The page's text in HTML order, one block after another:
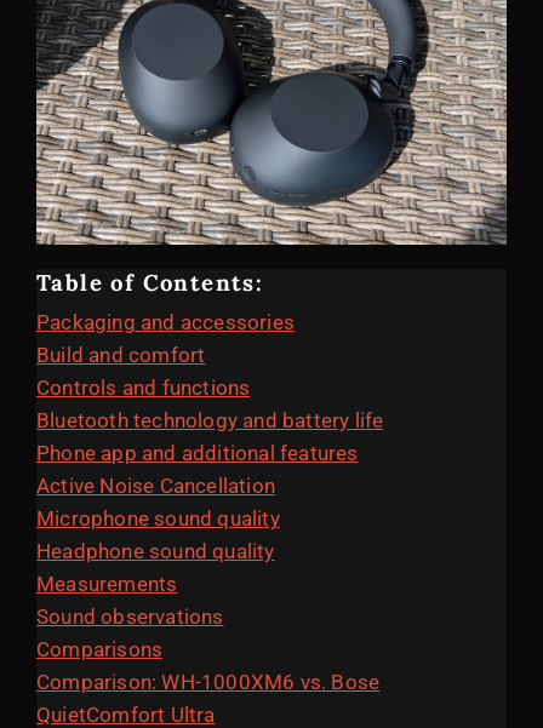
Table of Contents:
Packaging and accessories
Build and comfort
Controls and functions
Bluetooth technology and battery life
Phone app and additional features
Active Noise Cancellation
Microphone sound quality
Headphone sound quality
Measurements
Sound observations
Comparisons
Comparison: WH-1000XM6 vs. Bose
QuietComfort Ultra